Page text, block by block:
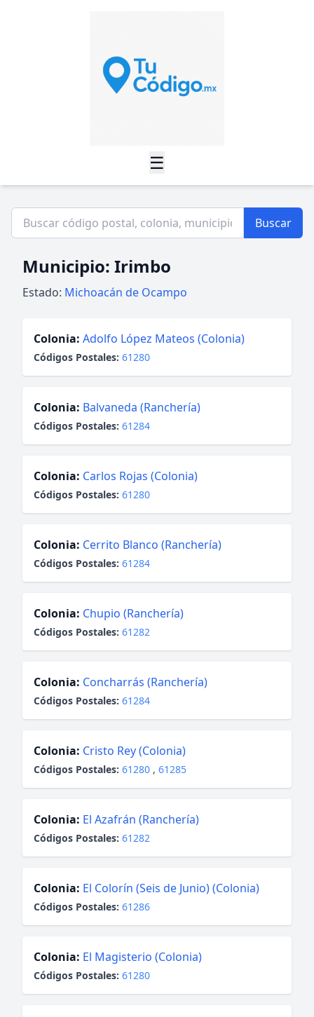
☰
Buscar
Municipio: Irimbo
Estado: Michoacán de Ocampo
Colonia: Adolfo López Mateos (Colonia)
Códigos Postales: 61280
Colonia: Balvaneda (Ranchería)
Códigos Postales: 61284
Colonia: Carlos Rojas (Colonia)
Códigos Postales: 61280
Colonia: Cerrito Blanco (Ranchería)
Códigos Postales: 61284
Colonia: Chupio (Ranchería)
Códigos Postales: 61282
Colonia: Concharrás (Ranchería)
Códigos Postales: 61284
Colonia: Cristo Rey (Colonia)
Códigos Postales: 61280 , 61285
Colonia: El Azafrán (Ranchería)
Códigos Postales: 61282
Colonia: El Colorín (Seis de Junio) (Colonia)
Códigos Postales: 61286
Colonia: El Magisterio (Colonia)
Códigos Postales: 61280